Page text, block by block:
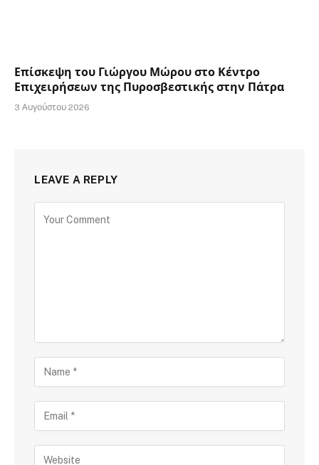
Επίσκεψη του Γιώργου Μώρου στο Κέντρο
Επιχειρήσεων της Πυροσβεστικής στην Πάτρα
3 Αυγούστου 2026
LEAVE A REPLY